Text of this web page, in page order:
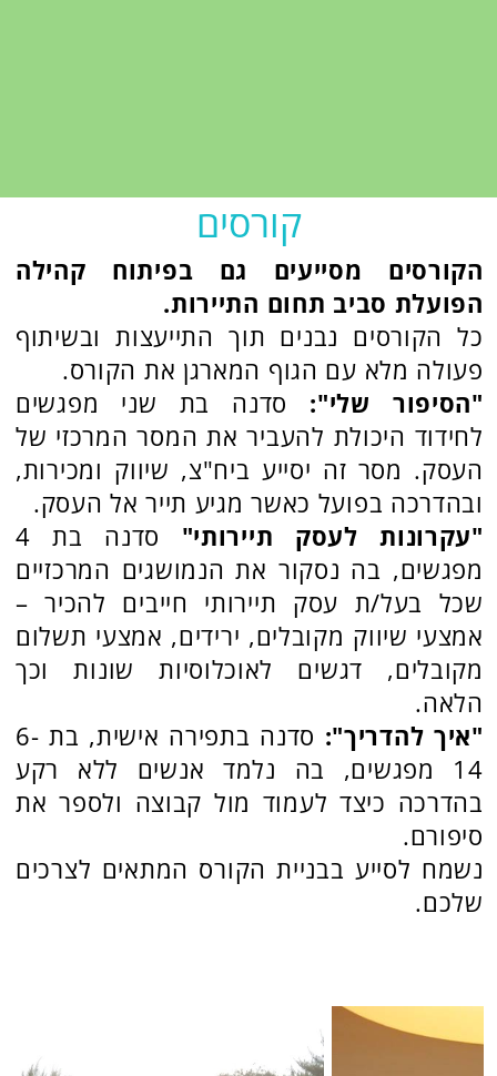
צרו קשר
Site by Kidumplus
רותם -תיירות חברתית
054-5366101
ika.chipman@gmail.com
תיירות חברתית Social Tourism